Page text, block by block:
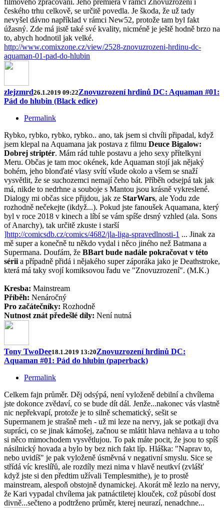
filmového zpracování. Jeho premiéra v rámci Znovuzrození i
českého trhu celkově, se určitě povedla. Je škoda, že už tady
nevyšel dávno například v rámci New52, protože tam byl fakt
úžasný. Zde má jistě také své kvality, nicméně je ještě hodně brzo na
to, abych hodnotil jak velké.
http://www.comixzone.cz/view/2528-znovuzrozeni-hrdinu-dc-
aquaman-01-pad-do-hlubin
zlejzmrd26.1.2019 09:22Znovuzrození hrdinů DC: Aquaman #01:
Pád do hlubin (Black edice)
Permalink
Rybko, rybko, rybko, rybko.. ano, tak jsem si chvíli připadal, když
jsem klepal na Aquamana jak postava z filmu Deuce Bigalow:
Dobrej striptér. Mám rád tuhle postavu a jeho sexy přítelkyni
Meru. Občas je tam moc okének, kde Aquaman stojí jak nějaký
bohém, jeho blonďaté vlasy svítí všude okolo a všem se snaží
vysvětlit, že se suchozemci nemají čeho bát. Příběh odsejpá tak jak
má, nikde to nedrhne a souboje s Mantou jsou krásně vykreslené.
Dialogy mi občas sice přijdou, jak ze StarWars, ale Yodu zde
rozhodně nečekejte (ikdyž...). Pokud jste fanoušek Aquamana, který
byl v roce 2018 v kinech a líbí se vám spíše drsný vzhled (ala. Sons
of Anarchy), tak určitě zkuste i starší
]http://comicsdb.cz/comics/4682/jla-liga-spravedlnosti-1 ... Jinak za
mě super a konečně tu někdo vydal i něco jiného než Batmana a
Supermana. Doufám, že BBart bude nadále pokračovat v této
sérii a případně přidá i nějakého super záporáka jako je Deathstroke,
která má taky svojí komiksovou řadu ve "Znovuzrození". (M.K.)
Kresba: Mainstream
Příběh: Nenáročný
Pro začátečníky: Rozhodně
Nutnost znát předešlé díly: Není nutná
Tony TwoDee18.1.2019 13:20Znovuzrození hrdinů DC:
Aquaman #01: Pád do hlubin (paperback)
Permalink
Celkem fajn průměr. Děj odsýpá, není vyloženě debilní a chvílema
jste dokonce zvědaví, co se bude dít dál. Jenže...nakonec vás vlastně
nic nepřekvapí, protože je to silně schematický, sešit se
Supermanem je strašně meh - už mi leze na nervy, jak se potkaji dva
supráci, co se jinak kámošej, začnou se mlátit hlava nehlava a u toho
si něco mimochodem vysvětlujou. To pak máte pocit, že jsou to spíš
násilnický hovada a bylo by bez nich fakt líp. Hláška: "Naprav to,
nebo uvidíš" je pak vyloženě úsměvná v negativní smyslu. Sice se
střídá víc kreslířů, ale rozdíly mezi nima v hlavě neutkví (zvlášť
když jste si den předtim užívali Templesmithe), je to prostě
mainstream, alespoň obstojně dynamickej. Akorát mě lezlo na nervy,
že Kari vypadal chvílema jak patnáctiletej klouček, což působí dost
divně...sečteno a podtrženo průměr, kterej neurazí, nenadchne...